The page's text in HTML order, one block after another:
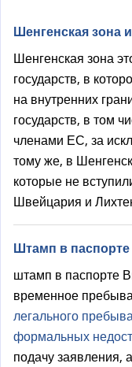
Шенгенская зона
Шенгенская зона
государств, в
на внутренних
государств, в том
членами ЕС, за
тому же, в
которые не
Швейцария и
Штамп в паспорте
штамп в паспорте
временное
легального
формальных
подачу заявления,